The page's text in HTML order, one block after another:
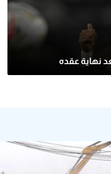
نهاية عقده